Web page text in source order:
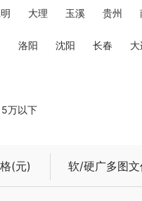
大理 玉溪 贵州
洛阳 沈阳 长春
5万以下
(元) 软/硬广多图